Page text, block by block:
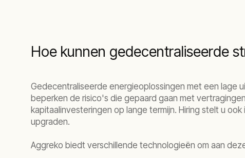
Hoe kunnen gedecentraliseerde
Gedecentraliseerde energieoplossingen met een lage
beperken de risico's die gepaard gaan met
kapitaalinvesteringen op lange termijn. Hiring stelt u
upgraden.
Aggreko biedt verschillende technologieën om aan